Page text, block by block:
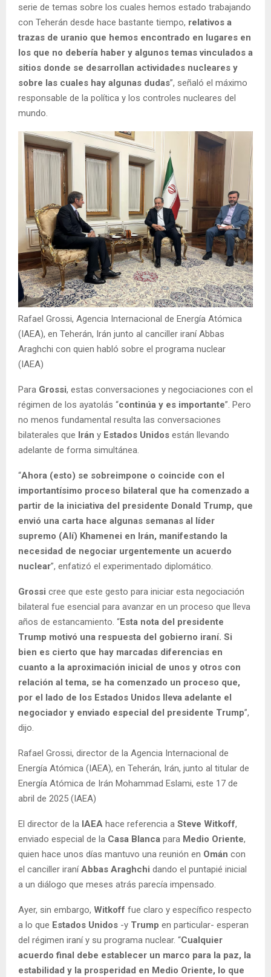
serie de temas sobre los cuales hemos estado trabajando
con Teherán desde hace bastante tiempo, relativos a
trazas de uranio que hemos encontrado en lugares en
los que no debería haber y algunos temas vinculados a
sitios donde se desarrollan actividades nucleares y
sobre las cuales hay algunas dudas”, señaló el máximo
responsable de la política y los controles nucleares del
mundo.
Rafael Grossi, Agencia Internacional de Energía Atómica
(IAEA), en Teherán, Irán junto al canciller iraní Abbas
Araghchi con quien habló sobre el programa nuclear
(IAEA)
Para Grossi, estas conversaciones y negociaciones con el
régimen de los ayatolás “continúa y es importante”. Pero
no menos fundamental resulta las conversaciones
bilaterales que Irán y Estados Unidos están llevando
adelante de forma simultánea.
“Ahora (esto) se sobreimpone o coincide con el
importantísimo proceso bilateral que ha comenzado a
partir de la iniciativa del presidente Donald Trump, que
envió una carta hace algunas semanas al líder
supremo (Alí) Khamenei en Irán, manifestando la
necesidad de negociar urgentemente un acuerdo
nuclear”, enfatizó el experimentado diplomático.
Grossi cree que este gesto para iniciar esta negociación
bilateral fue esencial para avanzar en un proceso que lleva
años de estancamiento. “Esta nota del presidente
Trump motivó una respuesta del gobierno iraní. Si
bien es cierto que hay marcadas diferencias en
cuanto a la aproximación inicial de unos y otros con
relación al tema, se ha comenzado un proceso que,
por el lado de los Estados Unidos lleva adelante el
negociador y enviado especial del presidente Trump”,
dijo.
Rafael Grossi, director de la Agencia Internacional de
Energía Atómica (IAEA), en Teherán, Irán, junto al titular de
Energía Atómica de Irán Mohammad Eslami, este 17 de
abril de 2025 (IAEA)
El director de la IAEA hace referencia a Steve Witkoff,
enviado especial de la Casa Blanca para Medio Oriente,
quien hace unos días mantuvo una reunión en Omán con
el canciller iraníAbbas Araghchi dando el puntapié inicial
a un diálogo que meses atrás parecía impensado.
Ayer, sin embargo, Witkoff fue claro y específico respecto
a lo que Estados Unidos -y Trump en particular- esperan
del régimen iraní y su programa nuclear. “Cualquier
acuerdo final debe establecer un marco para la paz, la
estabilidad y la prosperidad en Medio Oriente, lo que